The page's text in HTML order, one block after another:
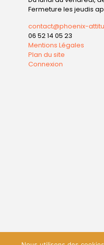
Fermeture les jeudis
contact@phoenix-
06 52 14 05 23
Mentions Légales
Plan du site
Connexion